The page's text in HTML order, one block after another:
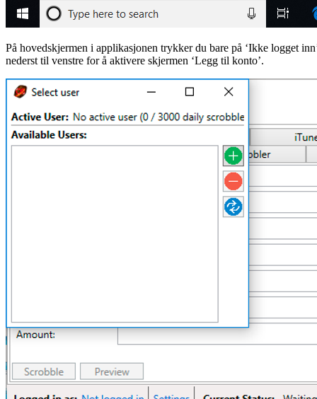
På hovedskjermen i applikasjonen trykker du bare på ‘Ikke logget
nederst til venstre for å aktivere skjermen ‘Legg til konto’.